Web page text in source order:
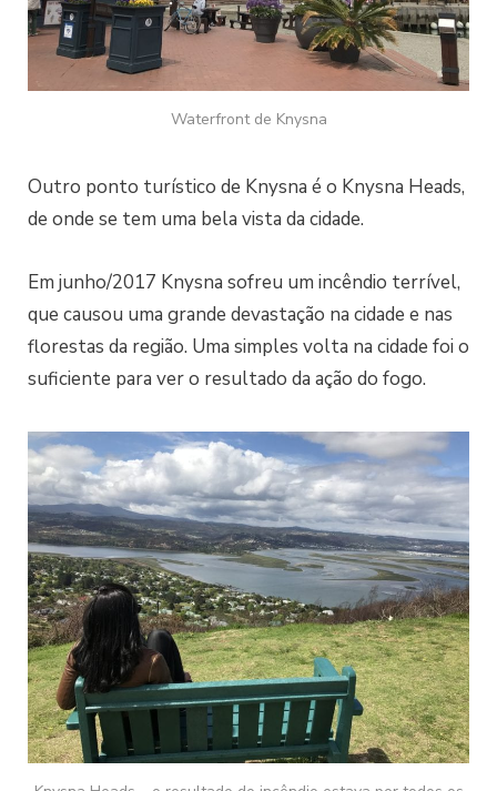
Waterfront de Knysna
Outro ponto turístico de Knysna é o Knysna Heads,
de onde se tem uma bela vista da cidade.
Em junho/2017 Knysna sofreu um incêndio terrível,
que causou uma grande devastação na cidade e nas
florestas da região. Uma simples volta na cidade foi o
suficiente para ver o resultado da ação do fogo.